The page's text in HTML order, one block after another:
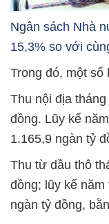
Ngân sách Nhà
15,3% so với
Trong đó, một số
Thu nội địa
đồng. Lũy kế
1.165,9 ngàn tỷ
Thu từ dầu thô
đồng; lũy kế
ngàn tỷ đồng,